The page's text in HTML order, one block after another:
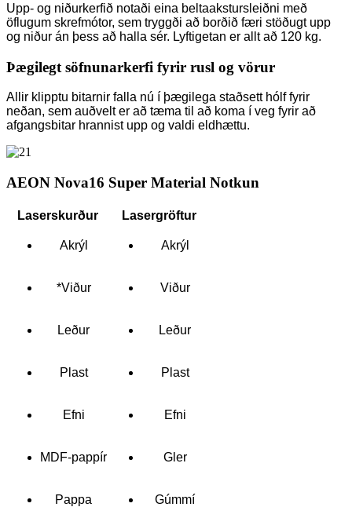
Upp- og niðurkerfið notaði eina beltaakstursleiðni með
öflugum skrefmótor, sem tryggði að borðið færi stöðugt upp
og niður án þess að halla sér. Lyftigetan er allt að 120 kg.
Þægilegt söfnunarkerfi fyrir rusl og vörur
Allir klipptu bitarnir falla nú í þægilega staðsett hólf fyrir
neðan, sem auðvelt er að tæma til að koma í veg fyrir að
afgangsbitar hrannist upp og valdi eldhættu.
AEON Nova16 Super Material Notkun
Laserskurður Lasergröftur
Akrýl Akrýl
*Viður Viður
Leður Leður
Plast Plast
Efni Efni
MDF-pappír Gler
Pappa Gúmmí